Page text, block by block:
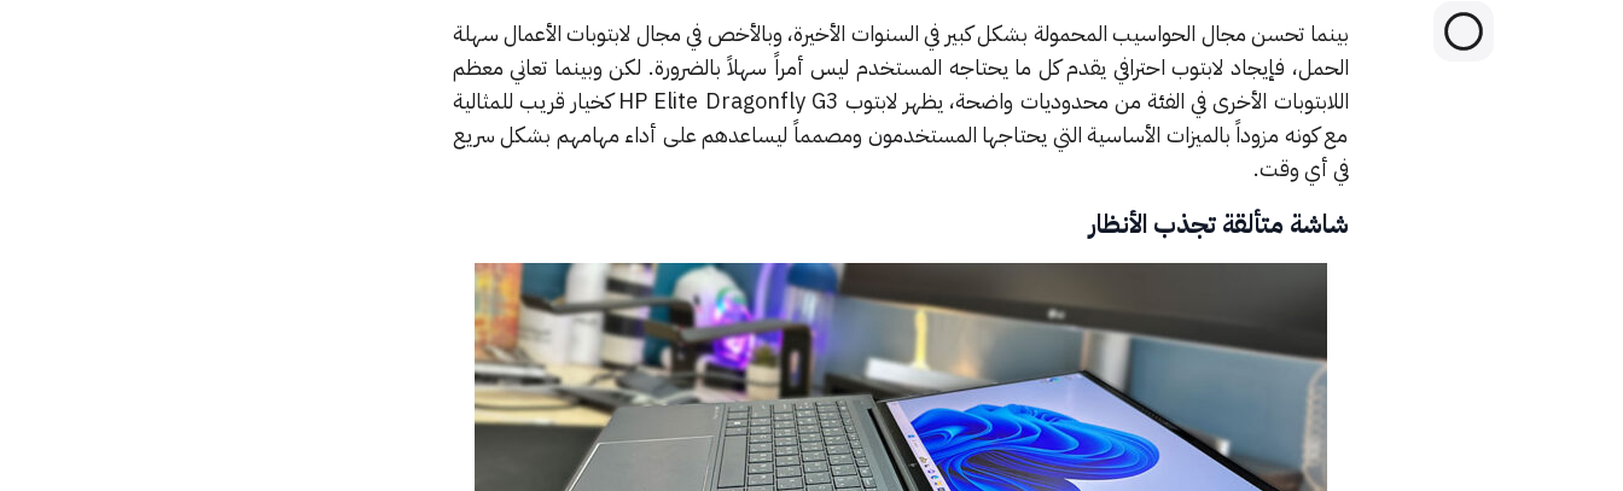
بينما تحسن مجال الحواسيب المحمولة بشكل كبير في السنوات الأخيرة، وبالأخص في مجال لابتوبات الأعمال سهلة
الحمل، فإيجاد لابتوب احترافي يقدم كل ما يحتاجه المستخدم ليس أمراً سهلاً بالضرورة. لكن وبينما تعاني معظم
اللابتوبات الأخرى في الفئة من محدوديات واضحة، يظهر لابتوب HP Elite Dragonfly G3 كخيار قريب للمثالية
مع كونه مزوداً بالميزات الأساسية التي يحتاجها المستخدمون ومصمماً ليساعدهم على أداء مهامهم بشكل سريع
في أي وقت.
شاشة متألقة تجذب الأنظار